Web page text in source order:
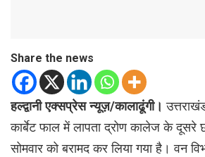
Share the news
हल्द्वानी एक्सप्रेस न्यूज़/कालाढूंगी।
कार्बेट फाल में लापता द्रोण कालेज के दूसरे
सोमवार को बरामद कर लिया गया है। वन